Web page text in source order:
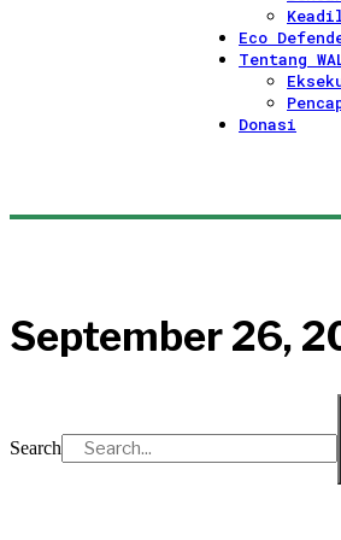
Eco
Tentang
Donasi
September 26,
Search